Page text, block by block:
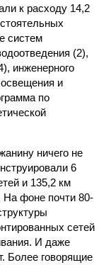
к расходу 14,2
систем
(2),
инженерного
и
по
ничего не
6
и 135,2 км
На фоне почти 80-
сетей
И даже
Более говорящие